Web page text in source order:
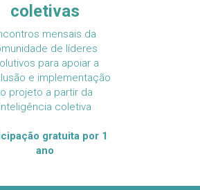
coletivas
mensais da
de líderes
para apoiar a
e implementação
projeto a partir da
inteligência coletiva
gratuita por 1
ano